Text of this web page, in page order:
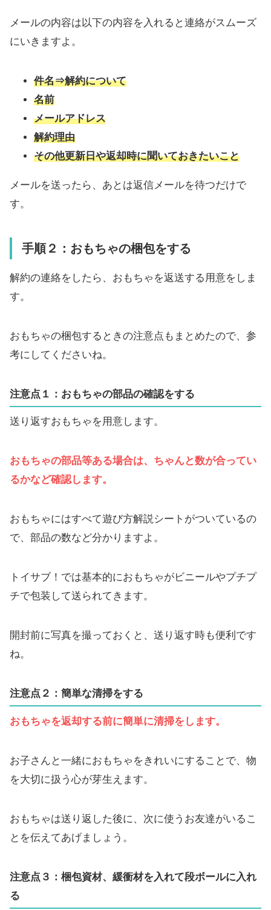
メールの内容は以下の内容を入れると連絡がスムーズ
にいきますよ。
件名⇒解約について
名前
メールアドレス
解約理由
その他更新日や返却時に聞いておきたいこと
メールを送ったら、あとは返信メールを待つだけで
す。
手順２：おもちゃの梱包をする
解約の連絡をしたら、おもちゃを返送する用意をしま
す。
おもちゃの梱包するときの注意点もまとめたので、参
考にしてくださいね。
注意点１：おもちゃの部品の確認をする
送り返すおもちゃを用意します。
おもちゃの部品等ある場合は、ちゃんと数が合ってい
るかなど確認します。
おもちゃにはすべて遊び方解説シートがついているの
で、部品の数など分かりますよ。
トイサブ！では基本的におもちゃがビニールやプチプ
チで包装して送られてきます。
開封前に写真を撮っておくと、送り返す時も便利です
ね。
注意点２：簡単な清掃をする
おもちゃを返却する前に簡単に清掃をします。
お子さんと一緒におもちゃをきれいにすることで、物
を大切に扱う心が芽生えます。
おもちゃは送り返した後に、次に使うお友達がいるこ
とを伝えてあげましょう。
注意点３：梱包資材、緩衝材を入れて段ボールに入れ
る